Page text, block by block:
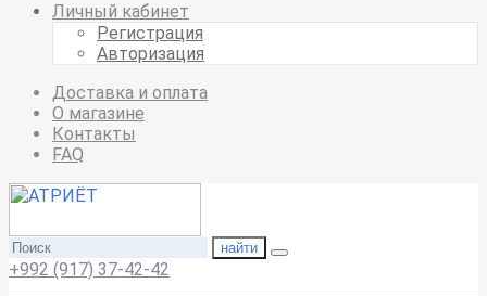
Личный кабинет
Регистрация
Авторизация
Доставка и оплата
О магазине
Контакты
FAQ
найти
+992 (917) 37-42-42